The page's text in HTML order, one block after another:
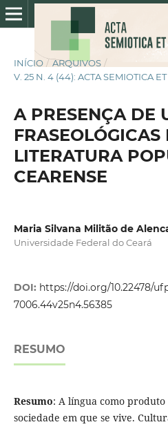
INÍCIO / ARQUIVOS /
V. 25 N. 4 (44): ACTA SEMIOTICA
A PRESENÇA DE
FRASEOLÓGICAS
LITERATURA
CEARENSE
Maria Silvana Militão de
Universidade Federal do Ceará
DOI: https://doi.org/10.22478/
7006.44v25n4.56385
RESUMO
Resumo: A língua como
sociedade em que se vive.